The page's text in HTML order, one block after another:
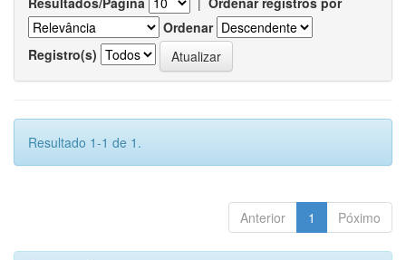
Ordenar
Registro(s)
Resultado 1-1 de 1.
Anterior 1 Póximo